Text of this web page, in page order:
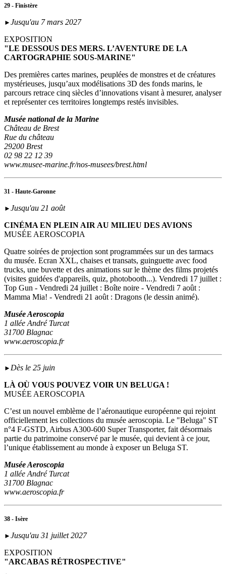
29 - Finistère
► Jusqu'au 7 mars 2027
EXPOSITION
"LE DESSOUS DES MERS. L’AVENTURE DE LA
CARTOGRAPHIE SOUS-MARINE"
Des premières cartes marines, peuplées de monstres et de créatures
mystérieuses, jusqu’aux modélisations 3D des fonds marins, le
parcours retrace cinq siècles d’innovations visant à mesurer, analyser
et représenter ces territoires longtemps restés invisibles.
Musée national de la Marine
Château de Brest
Rue du château
29200 Brest
02 98 22 12 39
www.musee-marine.fr/nos-musees/brest.html
31 - Haute-Garonne
► Jusqu'au 21 août
CINÉMA EN PLEIN AIR AU MILIEU DES AVIONS
MUSÉE AEROSCOPIA
Quatre soirées de projection sont programmées sur un des tarmacs
du musée. Ecran XXL, chaises et transats, guinguette avec food
trucks, une buvette et des animations sur le thème des films projetés
(visites guidées d'appareils, quiz, photobooth...). Vendredi 17 juillet :
Top Gun - Vendredi 24 juillet : Boîte noire - Vendredi 7 août :
Mamma Mia! - Vendredi 21 août : Dragons (le dessin animé).
Musée Aeroscopia
1 allée André Turcat
31700 Blagnac
www.aeroscopia.fr
► Dès le 25 juin
LÀ OÙ VOUS POUVEZ VOIR UN BELUGA !
MUSÉE AEROSCOPIA
C’est un nouvel emblème de l’aéronautique européenne qui rejoint
officiellement les collections du musée aeroscopia. Le "Beluga" ST
n°4 F-GSTD, Airbus A300-600 Super Transporter, fait désormais
partie du patrimoine conservé par le musée, qui devient à ce jour,
l’unique établissement au monde à exposer un Beluga ST.
Musée Aeroscopia
1 allée André Turcat
31700 Blagnac
www.aeroscopia.fr
38 - Isère
► Jusqu'au 31 juillet 2027
EXPOSITION
"ARCABAS RÉTROSPECTIVE"